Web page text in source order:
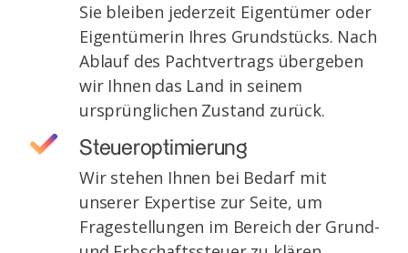
Sie bleiben jederzeit Eigentümer oder
Eigentümerin Ihres Grundstücks. Nach
Ablauf des Pachtvertrags übergeben
wir Ihnen das Land in seinem
ursprünglichen Zustand zurück.
Steueroptimierung
Wir stehen Ihnen bei Bedarf mit
unserer Expertise zur Seite, um
Fragestellungen im Bereich der Grund-